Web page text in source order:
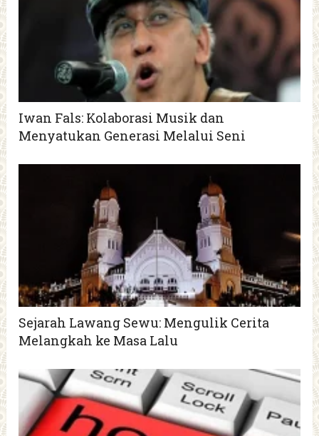
Iwan Fals: Kolaborasi Musik dan
Menyatukan Generasi Melalui Seni
Sejarah Lawang Sewu: Mengulik Cerita
Melangkah ke Masa Lalu